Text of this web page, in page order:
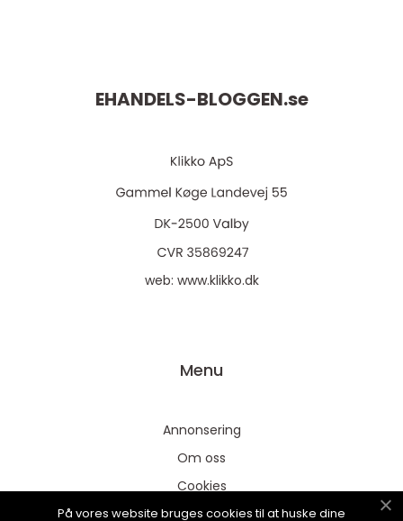
EHANDELS-BLOGGEN.se
web: www.klikko.dk
Menu
Annonsering
Om oss
Cookies
Kontakta oss
På vores website bruges cookies til at huske dine